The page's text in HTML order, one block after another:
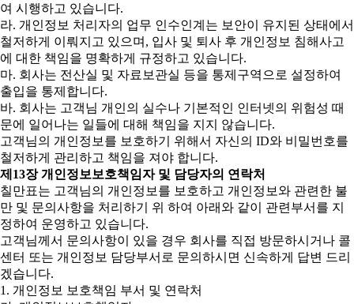
여 시행하고 있습니다.
라. 개인정보 처리자의 업무 인수인계는 보안이 유지된 상태에서
철저하게 이뤄지고 있으며, 입사 및 퇴사 후 개인정보 침해사고
에 대한 책임을 명확하게 규정하고 있습니다.
마. 회사는 전산실 및 자료보관실 등을 통제구역으로 설정하여
출입을 통제합니다.
바. 회사는 고객님 개인의 실수나 기본적인 인터넷의 위험성 때
문에 일어나는 일들에 대해 책임을 지지 않습니다.
고객님의 개인정보를 보호하기 위해서 자신의 ID와 비밀번호를
철저하게 관리하고 책임을 져야 합니다.
제13장 개인정보보호책임자 및 담당자의 연락처
칠만표는 고객님의 개인정보를 보호하고 개인정보와 관련한 불
만 및 문의사항을 처리하기 위 하여 아래와 같이 관련부서를 지
정하여 운영하고 있습니다.
고객님께서 문의사항이 있을 경우 회사를 직접 방문하시거나 콜
센터 또는 개인정보 담당부서로 문의하시면 신속하게 답변 드리
겠습니다.
1. 개인정보 보호책임 부서 및 연락처